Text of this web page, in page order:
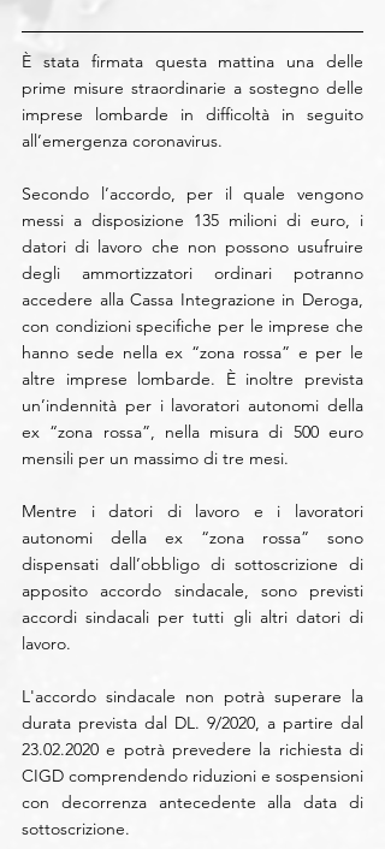
È stata firmata questa mattina una delle
prime misure straordinarie a sostegno delle
imprese lombarde in difficoltà in seguito
all’emergenza coronavirus.
Secondo l’accordo, per il quale vengono
messi a disposizione 135 milioni di euro, i
datori di lavoro che non possono usufruire
degli ammortizzatori ordinari potranno
accedere alla Cassa Integrazione in Deroga,
con condizioni specifiche per le imprese che
hanno sede nella ex “zona rossa” e per le
altre imprese lombarde. È inoltre prevista
un’indennità per i lavoratori autonomi della
ex “zona rossa”, nella misura di 500 euro
mensili per un massimo di tre mesi.
Mentre i datori di lavoro e i lavoratori
autonomi della ex “zona rossa” sono
dispensati dall’obbligo di sottoscrizione di
apposito accordo sindacale, sono previsti
accordi sindacali per tutti gli altri datori di
lavoro.
L'accordo sindacale non potrà superare la
durata prevista dal DL. 9/2020, a partire dal
23.02.2020 e potrà prevedere la richiesta di
CIGD comprendendo riduzioni e sospensioni
con decorrenza antecedente alla data di
sottoscrizione.